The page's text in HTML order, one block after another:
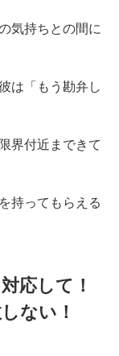
気持ちとの間に
は「もう勘弁し
界付近まできて
持ってもらえる
応して！
ない！